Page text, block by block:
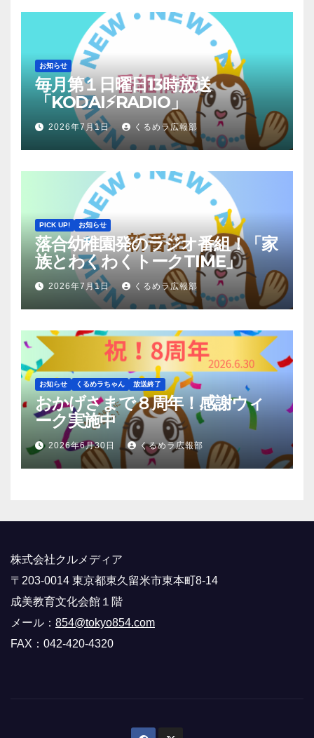
お知らせ
毎月第１日曜日13時放送
「KODAI⚡RADIO」
2026年7月1日 くるめラ広報部
PICK UP! お知らせ
落合幼稚園発のラジオ番組！「家
族とわくわくトークTIME」
2026年7月1日 くるめラ広報部
お知らせ くるめラちゃん 放送終了
おかげさまで８周年！感謝ウィ
ーク実施中
2026年6月30日 くるめラ広報部
株式会社クルメディア
〒203-0014 東京都東久留米市東本町8-14
成美教育文化会館１階
メール： 854@tokyo854.com
FAX：042-420-4320